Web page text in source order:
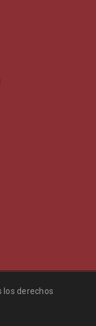
los derechos